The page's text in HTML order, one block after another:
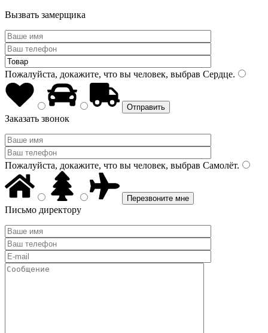
Вызвать замерщика
Пожалуйста, докажите, что вы человек, выбрав Сердце.
Заказать звонок
Пожалуйста, докажите, что вы человек, выбрав Самолёт.
Письмо директору